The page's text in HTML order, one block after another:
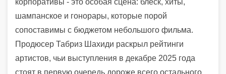
корпоративы - это особая сцена: блеск, хиты,
шампанское и гонорары, которые порой
сопоставимы с бюджетом небольшого фильма.
Продюсер Табриз Шахиди раскрыл рейтинги
артистов, чьи выступления в декабре 2025 года